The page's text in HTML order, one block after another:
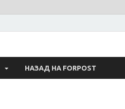
НАЗАД НА FORPOST